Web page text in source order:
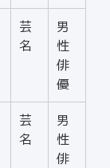
芸
名
男
性
俳
優
芸
名
男
性
俳